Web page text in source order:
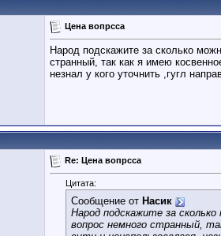
Цена вопрсса
Народ подскажите за сколько
странный, так как я имею
незнал у кого уточнить ,гугл
Re: Цена вопрсса
Цитата:
Сообщение от Насик
Народ подскажите за
вопрос немного странный,